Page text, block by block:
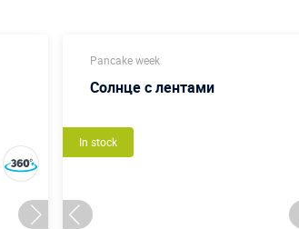
Pancake week
Солнце с лентами
In stock